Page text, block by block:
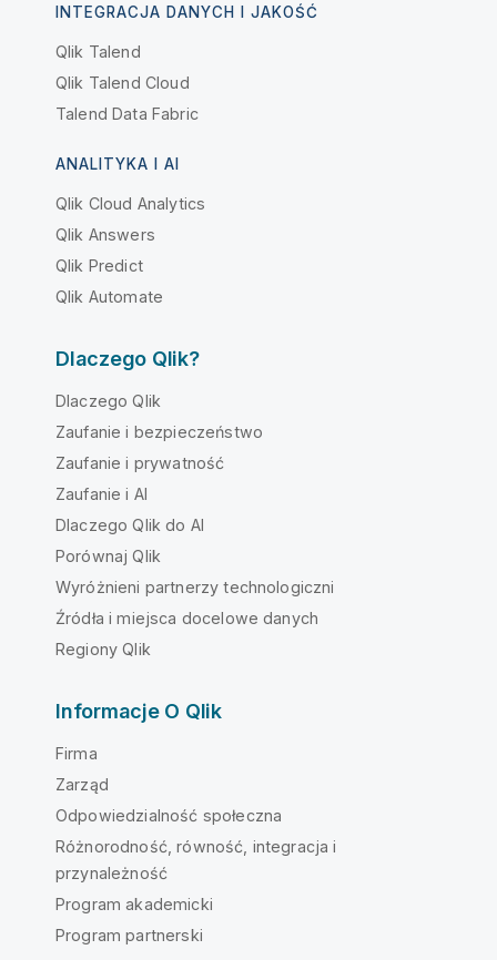
INTEGRACJA DANYCH I JAKOŚĆ
Qlik Talend
Qlik Talend Cloud
Talend Data Fabric
ANALITYKA I AI
Qlik Cloud Analytics
Qlik Answers
Qlik Predict
Qlik Automate
Dlaczego Qlik?
Dlaczego Qlik
Zaufanie i bezpieczeństwo
Zaufanie i prywatność
Zaufanie i AI
Dlaczego Qlik do AI
Porównaj Qlik
Wyróżnieni partnerzy technologiczni
Źródła i miejsca docelowe danych
Regiony Qlik
Informacje O Qlik
Firma
Zarząd
Odpowiedzialność społeczna
Różnorodność, równość, integracja i
przynależność
Program akademicki
Program partnerski